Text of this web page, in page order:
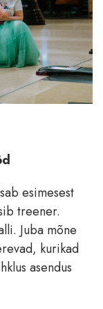
esimesest
treener.
Juba mõne
kurikad
asendus